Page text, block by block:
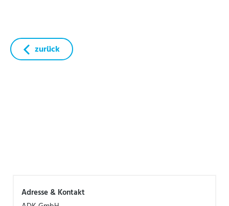
zurück
Adresse & Kontakt